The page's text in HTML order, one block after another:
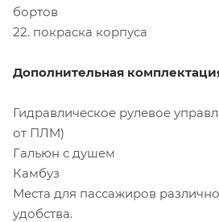
бортов
22. покраска корпуса
Дополнительная
Гидравлическое рулевое
от ПЛМ)
Гальюн с душем
Камбуз
Места для пассажиров
удобства.